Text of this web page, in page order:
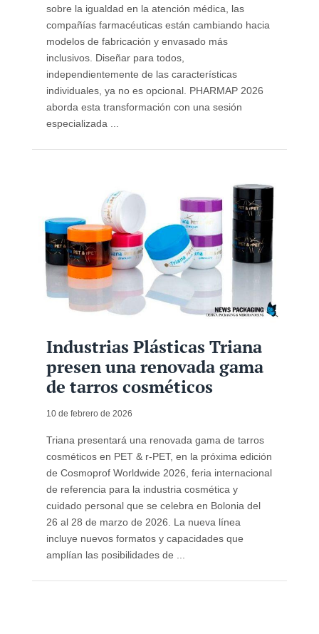
sobre la igualdad en la atención médica, las
compañías farmacéuticas están cambiando hacia
modelos de fabricación y envasado más
inclusivos. Diseñar para todos,
independientemente de las características
individuales, ya no es opcional. PHARMAP 2026
aborda esta transformación con una sesión
especializada ...
Industrias Plásticas Triana
presen una renovada gama
de tarros cosméticos
10 de febrero de 2026
Triana presentará una renovada gama de tarros
cosméticos en PET & r-PET, en la próxima edición
de Cosmoprof Worldwide 2026, feria internacional
de referencia para la industria cosmética y
cuidado personal que se celebra en Bolonia del
26 al 28 de marzo de 2026. La nueva línea
incluye nuevos formatos y capacidades que
amplían las posibilidades de ...